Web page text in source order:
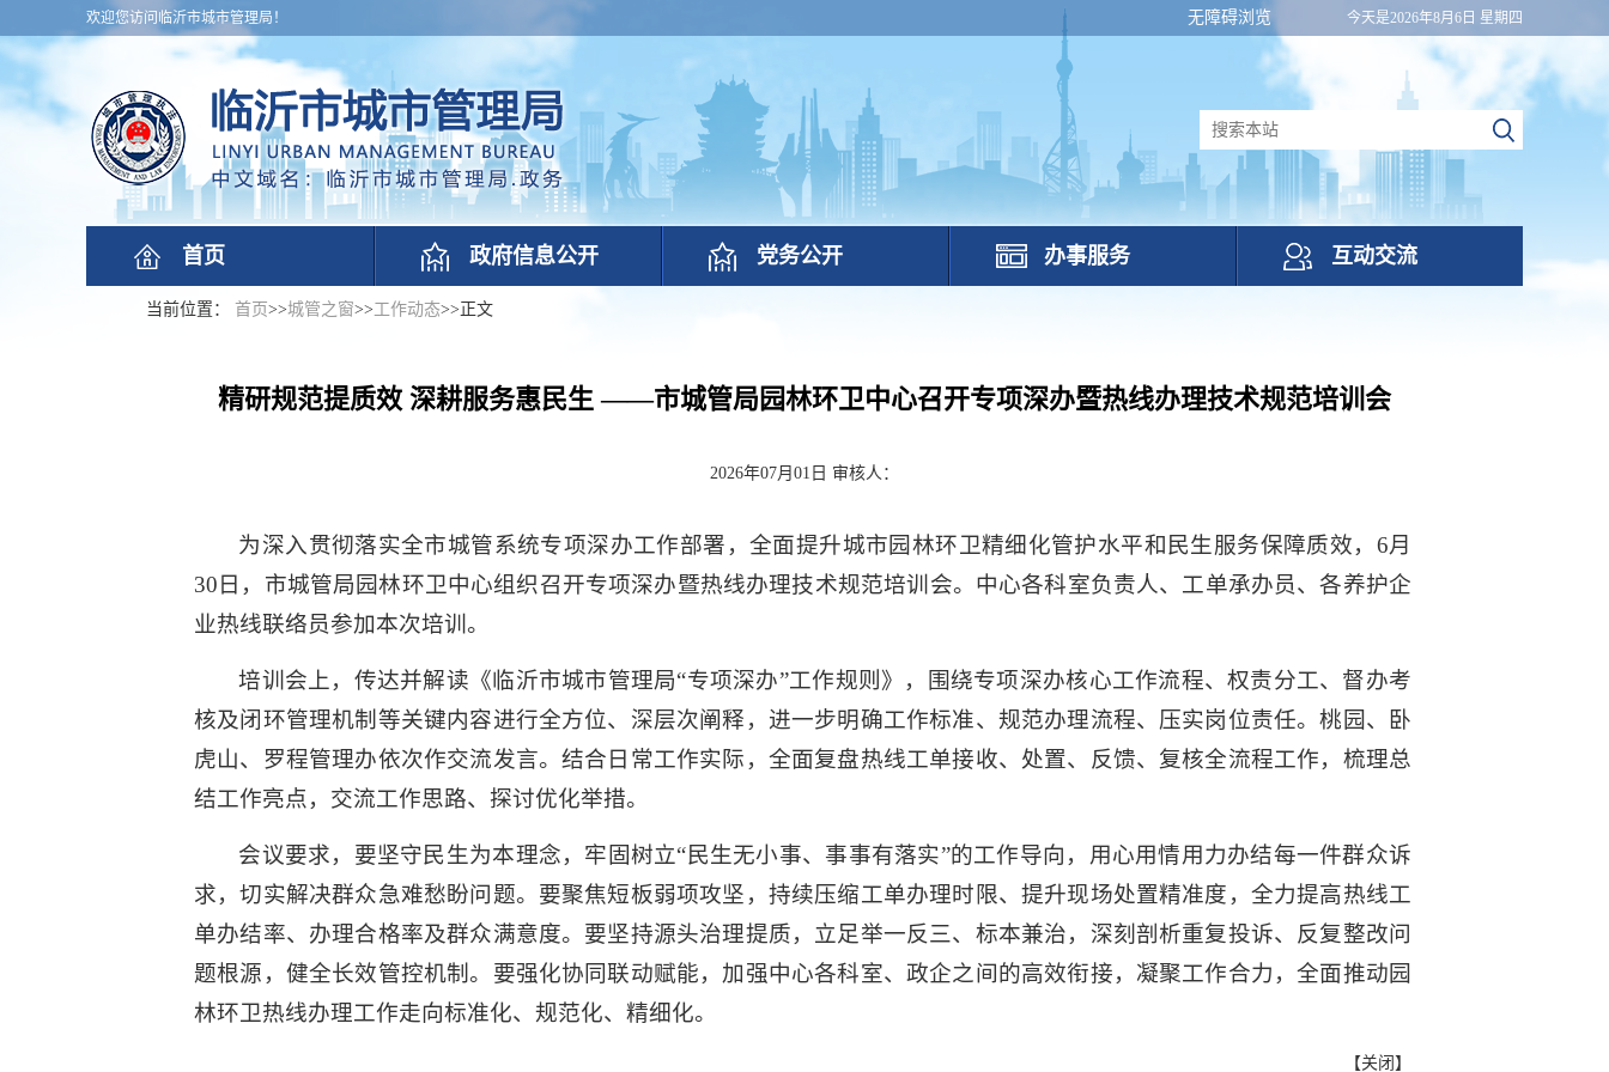
欢迎您访问临沂市城市管理局！ 今天是2026年8月6日 星期四
无障碍浏览
首页 政府信息公开 党务公开 办事服务 互动交流
当前位置： 首页>>城管之窗>>工作动态>> 正文
精研规范提质效 深耕服务惠民生 ——市城管局园林环卫中心召开专项深办暨热线办理技术规范培训会
2026年07月01日 审核人：
为深入贯彻落实全市城管系统专项深办工作部署，全面提升城市园林环卫精细化管护水平和民生服务保障质效，6月
30日，市城管局园林环卫中心组织召开专项深办暨热线办理技术规范培训会。中心各科室负责人、工单承办员、各养护企
业热线联络员参加本次培训。
培训会上，传达并解读《临沂市城市管理局“专项深办”工作规则》，围绕专项深办核心工作流程、权责分工、督办考
核及闭环管理机制等关键内容进行全方位、深层次阐释，进一步明确工作标准、规范办理流程、压实岗位责任。桃园、卧
虎山、罗程管理办依次作交流发言。结合日常工作实际，全面复盘热线工单接收、处置、反馈、复核全流程工作，梳理总
结工作亮点，交流工作思路、探讨优化举措。
会议要求，要坚守民生为本理念，牢固树立“民生无小事、事事有落实”的工作导向，用心用情用力办结每一件群众诉
求，切实解决群众急难愁盼问题。要聚焦短板弱项攻坚，持续压缩工单办理时限、提升现场处置精准度，全力提高热线工
单办结率、办理合格率及群众满意度。要坚持源头治理提质，立足举一反三、标本兼治，深刻剖析重复投诉、反复整改问
题根源，健全长效管控机制。要强化协同联动赋能，加强中心各科室、政企之间的高效衔接，凝聚工作合力，全面推动园
林环卫热线办理工作走向标准化、规范化、精细化。
【关闭 】